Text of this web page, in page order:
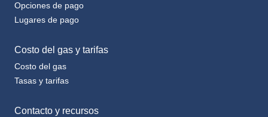
Opciones de pago
Lugares de pago
Costo del gas y tarifas
Costo del gas
Tasas y tarifas
Contacto y recursos